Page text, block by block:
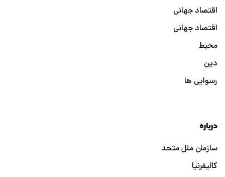
اقتصاد جهانی
اقتصاد جهانی
محیط
دین
رسوایی ها
درباره
سازمان ملل متحد
کالیفرنیا